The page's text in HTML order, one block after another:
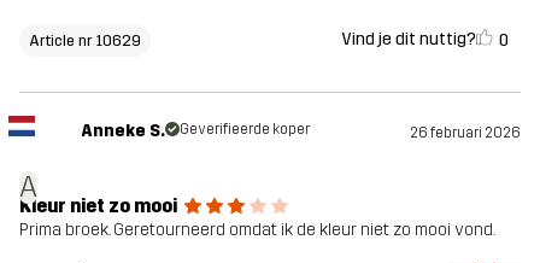
Article nr 10629 Vind je dit nuttig? 0
A
Anneke S. Geverifieerde koper 26 februari 2026
Kleur niet zo mooi
Prima broek. Geretourneerd omdat ik de kleur niet zo mooi vond.